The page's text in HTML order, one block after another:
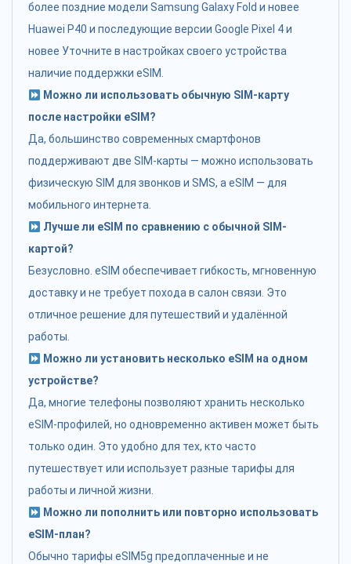
более поздние модели Samsung Galaxy Fold и новее
Huawei P40 и последующие версии Google Pixel 4 и
новее Уточните в настройках своего устройства
наличие поддержки eSIM.
Можно ли использовать обычную SIM-карту
после настройки eSIM?
Да, большинство современных смартфонов
поддерживают две SIM-карты — можно использовать
физическую SIM для звонков и SMS, а eSIM — для
мобильного интернета.
Лучше ли eSIM по сравнению с обычной SIM-
картой?
Безусловно. eSIM обеспечивает гибкость, мгновенную
доставку и не требует похода в салон связи. Это
отличное решение для путешествий и удалённой
работы.
Можно ли установить несколько eSIM на одном
устройстве?
Да, многие телефоны позволяют хранить несколько
eSIM-профилей, но одновременно активен может быть
только один. Это удобно для тех, кто часто
путешествует или использует разные тарифы для
работы и личной жизни.
Можно ли пополнить или повторно использовать
eSIM-план?
Обычно тарифы eSIM5g предоплаченные и не